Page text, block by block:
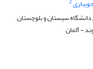
2
دانشگاه سیستان و بلوچستان
- آلمان